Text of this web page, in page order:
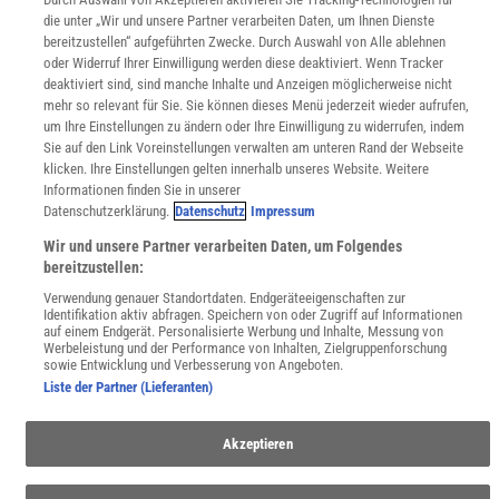
WEBSEITEN
KielSCN
Wissenschaft in die Schulen
SciLogs
Uns finden Sie auch hier:
die unter „Wir und unsere Partner verarbeiten Daten, um Ihnen Dienste
bereitzustellen“ aufgeführten Zwecke. Durch Auswahl von Alle ablehnen
oder Widerruf Ihrer Einwilligung werden diese deaktiviert. Wenn Tracker
deaktiviert sind, sind manche Inhalte und Anzeigen möglicherweise nicht
mehr so relevant für Sie. Sie können dieses Menü jederzeit wieder aufrufen,
um Ihre Einstellungen zu ändern oder Ihre Einwilligung zu widerrufen, indem
Sie auf den Link Voreinstellungen verwalten am unteren Rand der Webseite
klicken. Ihre Einstellungen gelten innerhalb unseres Website. Weitere
Informationen finden Sie in unserer
Datenschutzerklärung. Datenschutz Impressum
Wir und unsere Partner verarbeiten Daten, um Folgendes
bereitzustellen:
Verwendung genauer Standortdaten. Endgeräteeigenschaften zur
Identifikation aktiv abfragen. Speichern von oder Zugriff auf Informationen
auf einem Endgerät. Personalisierte Werbung und Inhalte, Messung von
Werbeleistung und der Performance von Inhalten, Zielgruppenforschung
sowie Entwicklung und Verbesserung von Angeboten.
Liste der Partner (Lieferanten)
Akzeptieren